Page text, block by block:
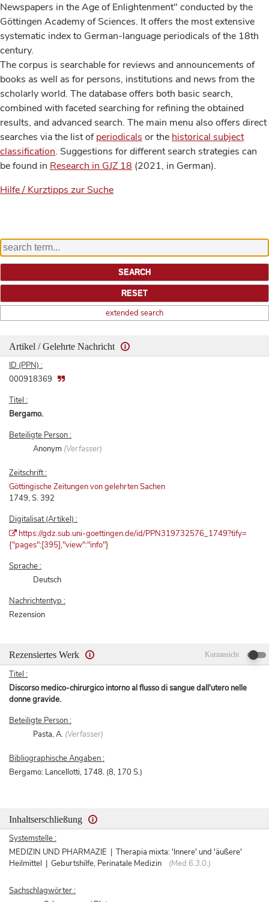
Newspapers in the Age of Enlightenment" conducted by the
Göttingen Academy of Sciences. It offers the most extensive
systematic index to German-language periodicals of the 18th
century.
The corpus is searchable for reviews and announcements of
books as well as for persons, institutions and news from the
scholarly world. The database offers both basic search,
combined with faceted searching for refining the obtained
results, and advanced search. The main menu also offers direct
searches via the list ofperiodicals or the historical subject
classification. Suggestions for different search strategies can
be found in Research in GJZ 18 (2021, in German).
Hilfe / Kurztipps zur Suche
extended search
Artikel / Gelehrte Nachricht
ID (PPN) :
000918369
Titel :
Bergamo.
Beteiligte Person :
Anonym (Verfasser)
Zeitschrift :
Göttingische Zeitungen von gelehrten Sachen
1749, S. 392
Digitalisat (Artikel) :
https://gdz.sub.uni-goettingen.de/id/PPN319732576_1749?tify=
{"pages":[395],"view":"info"}
Sprache :
Deutsch
Nachrichtentyp :
Rezension
Rezensiertes Werk Kurzansicht
Titel :
Discorso medico-chirurgico intorno al flusso di sangue dall'utero nelle
donne gravide.
Beteiligte Person :
Pasta, A. (Verfasser)
Bibliographische Angaben :
Bergamo: Lancellotti, 1748. (8, 170 S.)
Inhaltserschließung
Systemstelle :
MEDIZIN UND PHARMAZIE | Therapia mixta: 'Innere' und 'äußere'
Heilmittel | Geburtshilfe, Perinatale Medizin
(Med.6.3.0.)
Sachschlagwörter :